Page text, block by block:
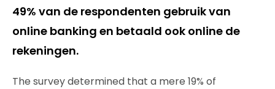
49% van de respondenten gebruik van
online banking en betaald ook online de
rekeningen.
The survey determined that a mere 19% of